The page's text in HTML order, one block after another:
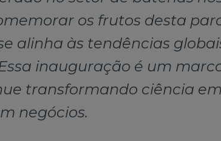
os frutos desta
alinha às tendências
inauguração é um
transformando ciência em
negócios.